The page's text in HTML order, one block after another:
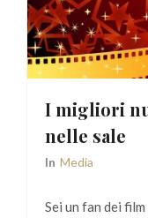
I migliori
nelle sale
In Media
Sei un fan dei